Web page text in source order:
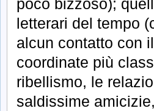
poco bizzoso);
letterari del tempo
alcun contatto con
coordinate più
ribellismo, le
saldissime